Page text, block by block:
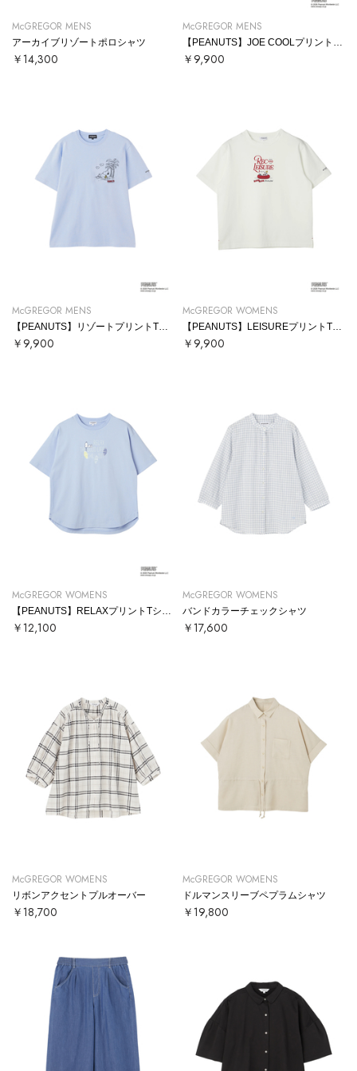
McGREGOR MENS
アーカイブリゾートポロシャツ
￥14,300
McGREGOR MENS
￥9,900
McGREGOR MENS
￥9,900
McGREGOR WOMENS
￥9,900
McGREGOR WOMENS
￥12,100
McGREGOR WOMENS
バンドカラーチェックシャツ
￥17,600
McGREGOR WOMENS
リボンアクセントプルオーバー
￥18,700
McGREGOR WOMENS
ドルマンスリーブペプラムシャツ
￥19,800